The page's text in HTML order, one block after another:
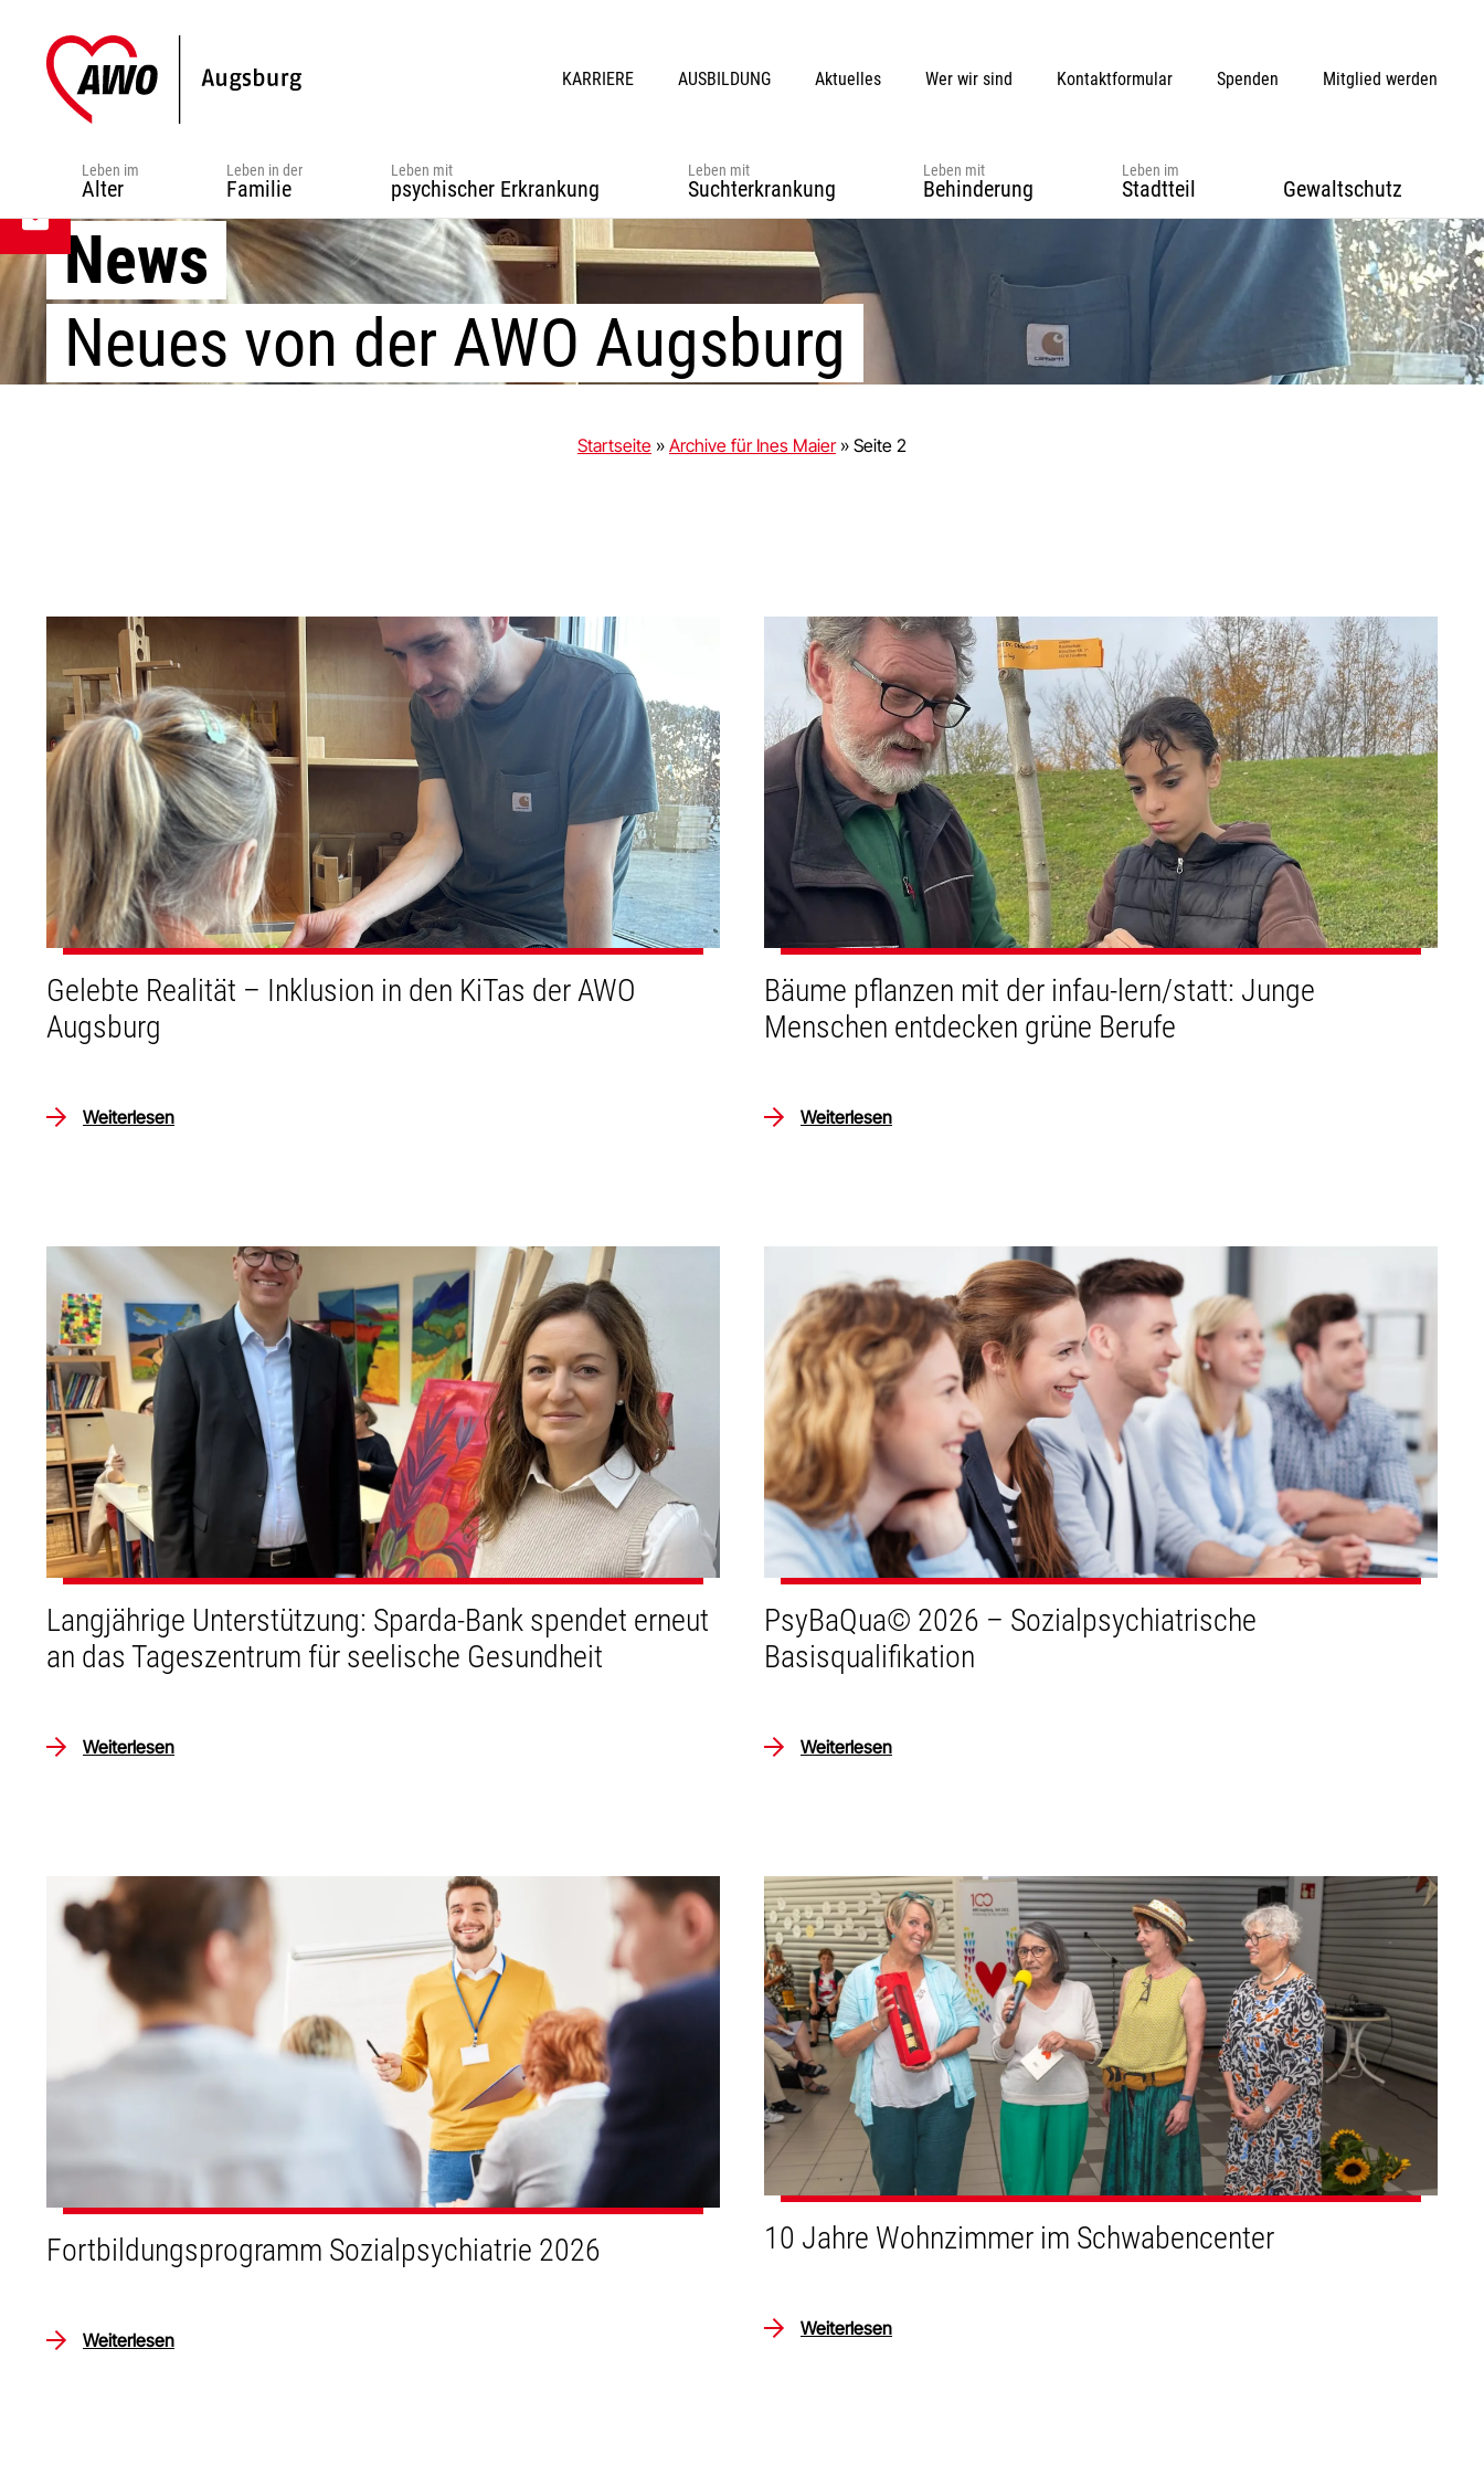
Hauptnavigation
springen
Inhalt
springen
Fußzeile
springen
KARRIERE AUSBILDUNG Aktuelles Wer wir sind Kontaktformular Spenden Mitglied werden
Leben im
Alter
Leben in der
Familie
Leben mit
psychischer Erkrankung
Leben mit
Suchterkrankung
Leben mit
Behinderung
Leben im
Stadtteil Gewaltschutz
News
Neues von der AWO Augsburg
Startseite » Archive für Ines Maier» Seite 2
Gelebte Realität – Inklusion in den KiTas der AWO
Augsburg
Weiterlesen
Bäume pflanzen mit der infau-lern/statt: Junge
Menschen entdecken grüne Berufe
Weiterlesen
Langjährige Unterstützung: Sparda-Bank spendet erneut
an das Tageszentrum für seelische Gesundheit
Weiterlesen
PsyBaQua© 2026 – Sozialpsychiatrische
Basisqualifikation
Weiterlesen
Fortbildungsprogramm Sozialpsychiatrie 2026
Weiterlesen
10 Jahre Wohnzimmer im Schwabencenter
Weiterlesen